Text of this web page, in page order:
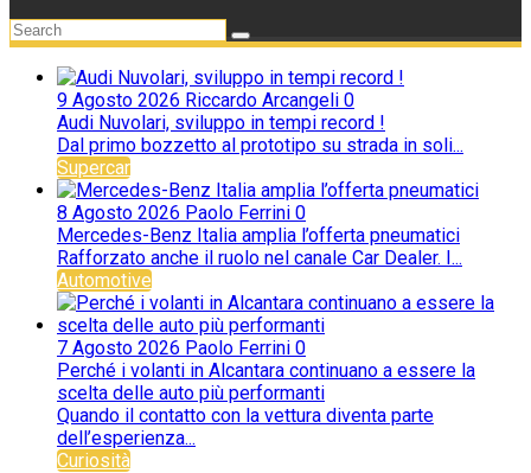
9 Agosto 2026 Riccardo Arcangeli 0
Audi Nuvolari, sviluppo in tempi record !
Dal primo bozzetto al prototipo su strada in soli...
Supercar
8 Agosto 2026 Paolo Ferrini 0
Mercedes-Benz Italia amplia l’offerta pneumatici
Rafforzato anche il ruolo nel canale Car Dealer. I...
Automotive
7 Agosto 2026 Paolo Ferrini 0
Perché i volanti in Alcantara continuano a essere la
scelta delle auto più performanti
Quando il contatto con la vettura diventa parte
dell’esperienza...
Curiosità